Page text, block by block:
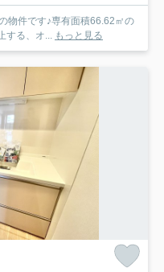
物件です♪専有面積66.62㎡の
する、オ... もっと見る